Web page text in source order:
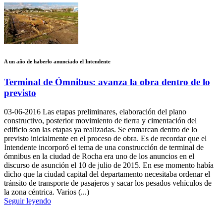
A un año de haberlo anunciado el Intendente
Terminal de Ómnibus: avanza la obra dentro de lo
previsto
03-06-2016 Las etapas preliminares, elaboración del plano
constructivo, posterior movimiento de tierra y cimentación del
edificio son las etapas ya realizadas. Se enmarcan dentro de lo
previsto inicialmente en el proceso de obra. Es de recordar que el
Intendente incorporó el tema de una construcción de terminal de
ómnibus en la ciudad de Rocha era uno de los anuncios en el
discurso de asunción el 10 de julio de 2015. En ese momento había
dicho que la ciudad capital del departamento necesitaba ordenar el
tránsito de transporte de pasajeros y sacar los pesados vehículos de
la zona céntrica. Varios (...)
Seguir leyendo